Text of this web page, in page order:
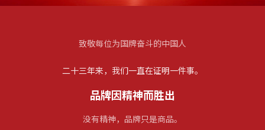
致敬每位为国牌奋斗的中国人
二十三年来，我们一直在证明一件事。
品牌因精神而胜出
没有精神，品牌只是商品。